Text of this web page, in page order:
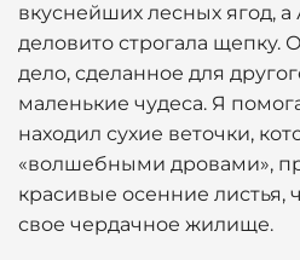
вкуснейших лесных ягод, а
деловито строгала щепку.
дело, сделанное для
маленькие чудеса. Я
находил сухие веточки,
«волшебными дровами»,
красивые осенние листья,
свое чердачное жилище.